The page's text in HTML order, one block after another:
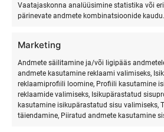
Vaatajaskonna analüüsimine statistika või
pärinevate andmete kombinatsioonide kaudu.
Marketing
Andmete säilitamine ja/või ligipääs
andmete kasutamine reklaami valimiseks,
reklaamiprofiili loomine, Profiili kasutamine
reklaamide valimiseks, Isikupärastatud
kasutamine isikupärastatud sisu valimiseks,
täiendamine, Piiratud andmete kasutamine
juuli This Month